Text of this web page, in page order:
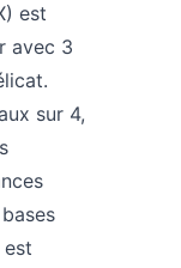
est
avec 3
sur 4,